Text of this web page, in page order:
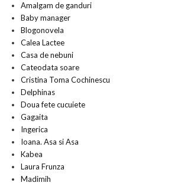
Amalgam de ganduri
Baby manager
Blogonovela
Calea Lactee
Casa de nebuni
Cateodata soare
Cristina Toma Cochinescu
Delphinas
Doua fete cucuiete
Gagaita
Ingerica
Ioana. Asa si Asa
Kabea
Laura Frunza
Madimih